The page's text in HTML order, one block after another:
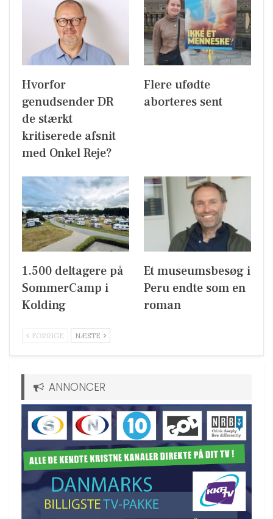
Hvorfor
genudsender DR
de stærkt
kritiserede afsnit
med Onkel Reje?
Flere ufødte
aborteres sent
1.500 deltagere på
SommerCamp i
Kolding
Et museumsbesøg i
Peru endte som en
roman
FORRIGE NÆSTE
ANNONCER